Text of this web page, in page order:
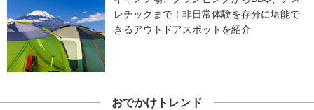
レチックまで！非日常体験を存分に堪能で
きるアウトドアスポットを紹介
おでかけトレンド